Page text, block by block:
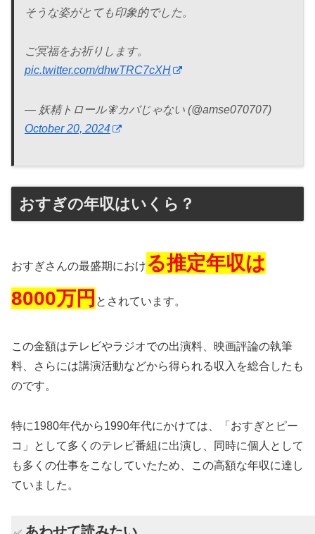
そうな姿がとても印象的でした。
ご冥福をお祈りします。
pic.twitter.com/dhwTRC7cXH
— 妖精トロール🧚カバじゃない (@amse070707)
October 20, 2024
おすぎの年収はいくら？
おすぎさんの最盛期における推定年収は
8000万円 とされています。
この金額はテレビやラジオでの出演料、映画評論の執筆
料、さらには講演活動などから得られる収入を総合したも
のです。
特に1980年代から1990年代にかけては、「おすぎとピー
コ」として多くのテレビ番組に出演し、同時に個人として
も多くの仕事をこなしていたため、この高額な年収に達し
ていました​ 。